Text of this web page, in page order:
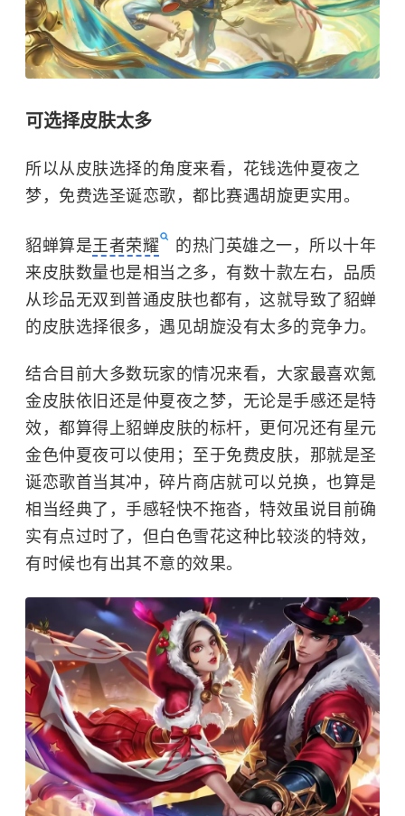
可选择皮肤太多
所以从皮肤选择的角度来看，花钱选仲夏夜之
梦，免费选圣诞恋歌，都比赛遇胡旋更实用。
貂蝉算是王者荣耀
的热门英雄之一，所以十年
来皮肤数量也是相当之多，有数十款左右，品质
从珍品无双到普通皮肤也都有，这就导致了貂蝉
的皮肤选择很多，遇见胡旋没有太多的竞争力。
结合目前大多数玩家的情况来看，大家最喜欢氪
金皮肤依旧还是仲夏夜之梦，无论是手感还是特
效，都算得上貂蝉皮肤的标杆，更何况还有星元
金色仲夏夜可以使用；至于免费皮肤，那就是圣
诞恋歌首当其冲，碎片商店就可以兑换，也算是
相当经典了，手感轻快不拖沓，特效虽说目前确
实有点过时了，但白色雪花这种比较淡的特效，
有时候也有出其不意的效果。